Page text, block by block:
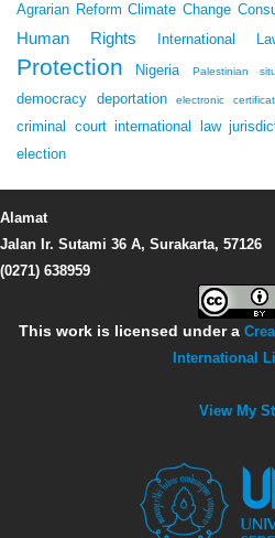
Agrarian Reform Climate Change
Human Rights International
Protection
Nigeria Palestinian
democracy
deportation electronic
criminal court international law
election
Alamat
Jalan Ir. Sutami 36 A, Surakarta, 57126
(0271) 638959
This work is licensed under a
International
View My